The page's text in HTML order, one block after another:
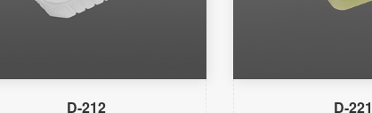
D-212
D-221